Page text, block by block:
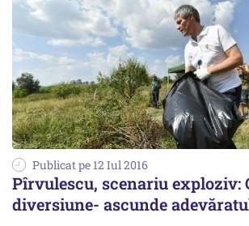
Publicat pe 12 Iul 2016
Pîrvulescu, scenariu exploziv:
diversiune- ascunde